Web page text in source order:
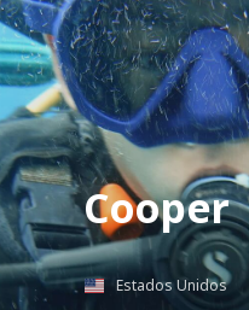
Cooper
Estados Unidos